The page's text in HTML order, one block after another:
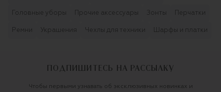
Головные уборы Прочие аксессуары Зонты Перчатки
Ремни Украшения Чехлы для техники Шарфы и платки
ПОДПИШИТЕСЬ НА РАССЫЛКУ
Чтобы первыми узнавать об эксклюзивных новинках и